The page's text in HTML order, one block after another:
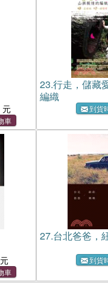
23.行走，儲藏
編織
到貨
27.台北爸爸，
到貨